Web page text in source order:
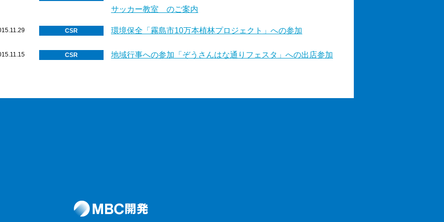
サッカー教室 のご案内
CSR 環境保全「霧島市10万本植林プロジェクト」への参加
CSR 地域行事への参加「ぞうさんはな通りフェスタ」への出店参加